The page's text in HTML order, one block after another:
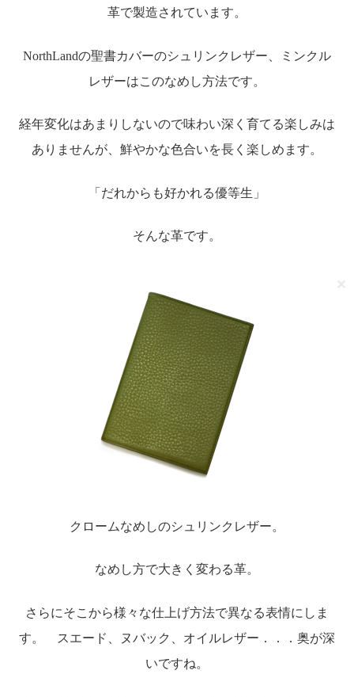
革で製造されています。
NorthLandの聖書カバーのシュリンクレザー、ミンクル
レザーはこのなめし方法です。
経年変化はあまりしないので味わい深く育てる楽しみは
ありませんが、鮮やかな色合いを長く楽しめます。
「だれからも好かれる優等生」
そんな革です。
クロームなめしのシュリンクレザー。
なめし方で大きく変わる革。
さらにそこから様々な仕上げ方法で異なる表情にしま
す。 スエード、ヌバック、オイルレザー．．．奥が深
いですね。